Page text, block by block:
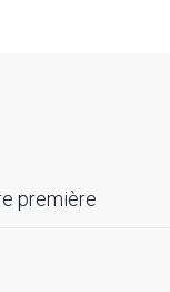
première